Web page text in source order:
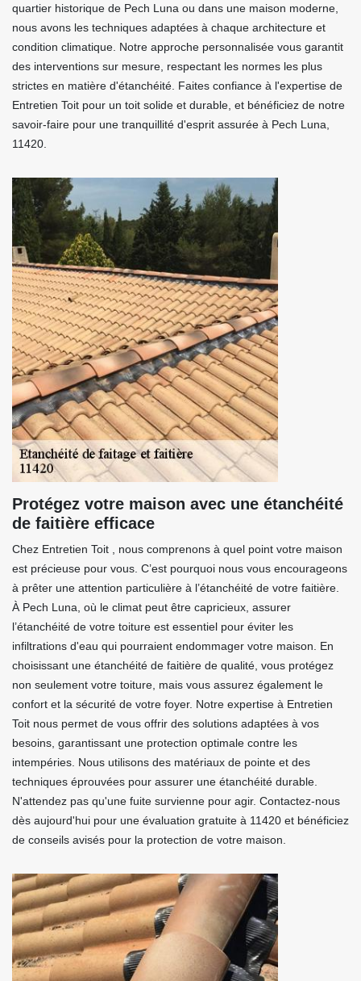
quartier historique de Pech Luna ou dans une maison moderne,
nous avons les techniques adaptées à chaque architecture et
condition climatique. Notre approche personnalisée vous garantit
des interventions sur mesure, respectant les normes les plus
strictes en matière d'étanchéité. Faites confiance à l'expertise de
Entretien Toit pour un toit solide et durable, et bénéficiez de notre
savoir-faire pour une tranquillité d'esprit assurée à Pech Luna,
11420.
Protégez votre maison avec une étanchéité
de faitière efficace
Chez Entretien Toit , nous comprenons à quel point votre maison
est précieuse pour vous. C’est pourquoi nous vous encourageons
à prêter une attention particulière à l’étanchéité de votre faitière.
À Pech Luna, où le climat peut être capricieux, assurer
l’étanchéité de votre toiture est essentiel pour éviter les
infiltrations d'eau qui pourraient endommager votre maison. En
choisissant une étanchéité de faitière de qualité, vous protégez
non seulement votre toiture, mais vous assurez également le
confort et la sécurité de votre foyer. Notre expertise à Entretien
Toit nous permet de vous offrir des solutions adaptées à vos
besoins, garantissant une protection optimale contre les
intempéries. Nous utilisons des matériaux de pointe et des
techniques éprouvées pour assurer une étanchéité durable.
N'attendez pas qu'une fuite survienne pour agir. Contactez-nous
dès aujourd'hui pour une évaluation gratuite à 11420 et bénéficiez
de conseils avisés pour la protection de votre maison.